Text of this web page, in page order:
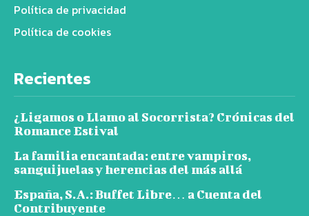
Política de privacidad
Política de cookies
Recientes
¿Ligamos o Llamo al Socorrista? Crónicas del
Romance Estival
La familia encantada: entre vampiros,
sanguijuelas y herencias del más allá
España, S.A.: Buffet Libre… a Cuenta del
Contribuyente